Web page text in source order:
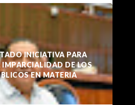
INICIATIVA PARA
IMPARCIALIDAD DE LOS
EN MATERIA